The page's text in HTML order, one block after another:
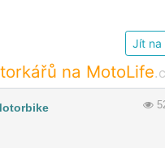
Jít na
na MotoLife